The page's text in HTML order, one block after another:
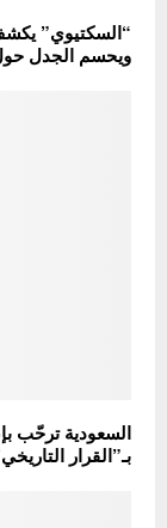
“السكتيوي”
ويحسم الجدل
السعودية ترحّب
بـ”القرار